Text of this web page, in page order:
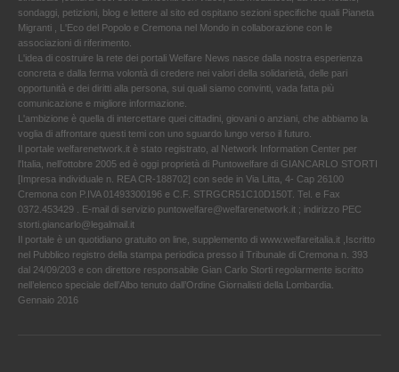
sondaggi, petizioni, blog e lettere al sito ed ospitano sezioni specifiche quali Pianeta
Migranti , L'Eco del Popolo e Cremona nel Mondo in collaborazione con le
associazioni di riferimento.
L'idea di costruire la rete dei portali Welfare News nasce dalla nostra esperienza
concreta e dalla ferma volontà di credere nei valori della solidarietà, delle pari
opportunità e dei diritti alla persona, sui quali siamo convinti, vada fatta più
comunicazione e migliore informazione.
L'ambizione è quella di intercettare quei cittadini, giovani o anziani, che abbiamo la
voglia di affrontare questi temi con uno sguardo lungo verso il futuro.
Il portale welfarenetwork.it è stato registrato, al Network Information Center per
l'Italia, nell’ottobre 2005 ed è oggi proprietà di Puntowelfare di GIANCARLO STORTI
[Impresa individuale n. REA CR-188702] con sede in Via Litta, 4- Cap 26100
Cremona con P.IVA 01493300196 e C.F. STRGCR51C10D150T. Tel. e Fax
0372.453429 . E-mail di servizio puntowelfare@welfarenetwork.it ; indirizzo PEC
storti.giancarlo@legalmail.it
Il portale è un quotidiano gratuito on line, supplemento di www.welfareitalia.it ,Iscritto
nel Pubblico registro della stampa periodica presso il Tribunale di Cremona n. 393
dal 24/09/203 e con direttore responsabile Gian Carlo Storti regolarmente iscritto
nell’elenco speciale dell’Albo tenuto dall’Ordine Giornalisti della Lombardia.
Gennaio 2016